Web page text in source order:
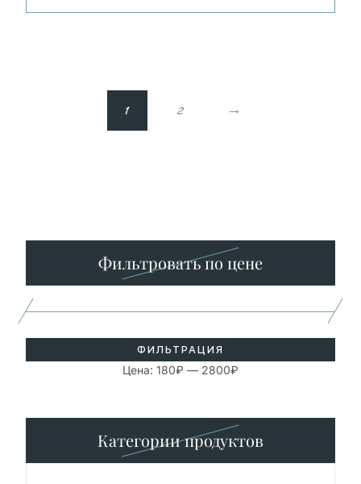
1 2 →
Фильтровать по цене
ФИЛЬТРАЦИЯ
Цена: 180₽ — 2800₽
Категории продуктов